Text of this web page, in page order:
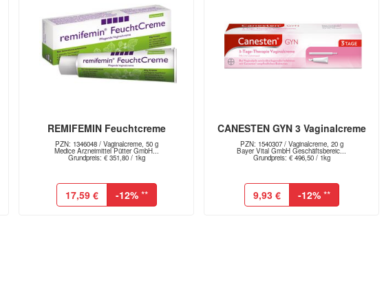
REMIFEMIN Feuchtcreme
PZN: 1346048 / Vaginalcreme, 50 g
Medice Arzneimittel Pütter GmbH...
Grundpreis: € 351,80 / 1kg
17,59 € -12%**
CANESTEN GYN 3 Vaginalcreme
PZN: 1540307 / Vaginalcreme, 20 g
Bayer Vital GmbH Geschäftsbereic...
Grundpreis: € 496,50 / 1kg
9,93 € -12%**